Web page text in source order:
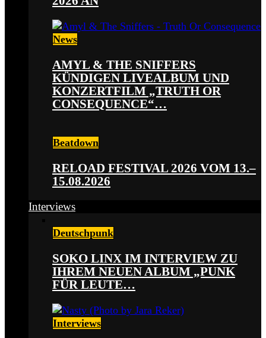
News
AMYL & THE SNIFFERS
KÜNDIGEN LIVEALBUM UND
KONZERTFILM „TRUTH OR
CONSEQUENCE“…
Beatdown
RELOAD FESTIVAL 2026 VOM 13.–
15.08.2026
Interviews
Deutschpunk
SOKO LINX IM INTERVIEW ZU
IHREM NEUEN ALBUM „PUNK
FÜR LEUTE…
Interviews